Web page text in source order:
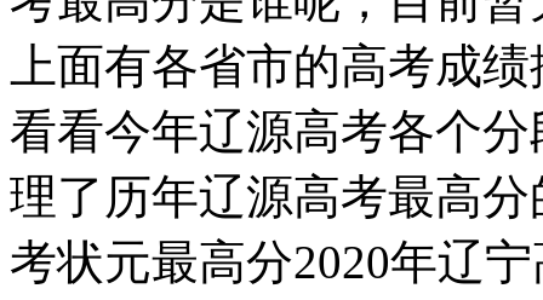
上面有各省市的高考成
看看今年辽源高考各个
理了历年辽源高考最高
考状元最高分2020年辽